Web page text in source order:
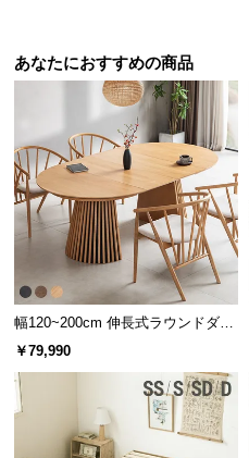
あなたにおすすめの商品
幅120~200cm 伸長式ラウンドダイ
ニングテーブル 6人掛け 天然木突
板 美しい格子デザイン
￥79,990